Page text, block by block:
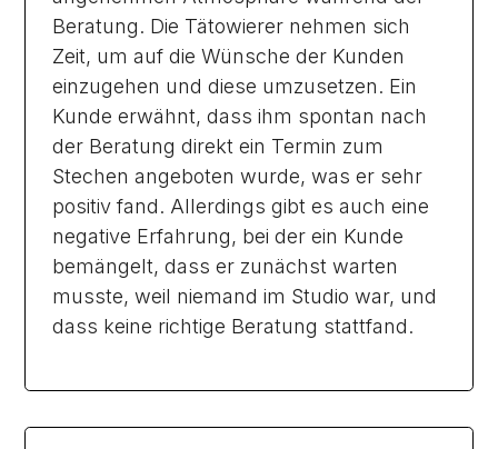
Beratung. Die Tätowierer nehmen sich
Zeit, um auf die Wünsche der Kunden
einzugehen und diese umzusetzen. Ein
Kunde erwähnt, dass ihm spontan nach
der Beratung direkt ein Termin zum
Stechen angeboten wurde, was er sehr
positiv fand. Allerdings gibt es auch eine
negative Erfahrung, bei der ein Kunde
bemängelt, dass er zunächst warten
musste, weil niemand im Studio war, und
dass keine richtige Beratung stattfand.